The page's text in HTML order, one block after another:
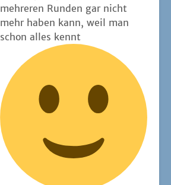
meh­re­ren Run­den gar nicht
mehr haben kann, weil man
schon alles kennt